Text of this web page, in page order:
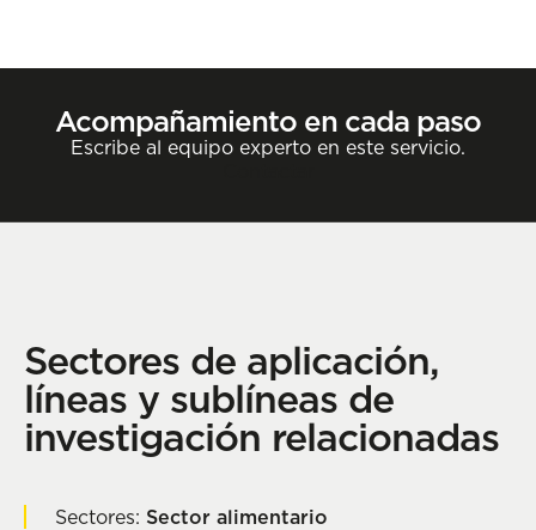
Acompañamiento en cada paso
Escribe al equipo experto en este servicio.
Sectores de aplicación,
líneas y sublíneas de
investigación relacionadas
Sectores: Sector alimentario